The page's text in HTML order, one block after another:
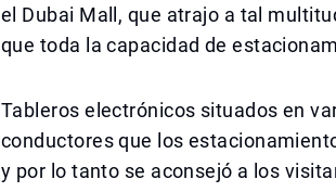
el Dubai Mall, que atrajo a tal
que toda la capacidad de
Tableros electrónicos situados en
conductores que los
y por lo tanto se aconsejó a los